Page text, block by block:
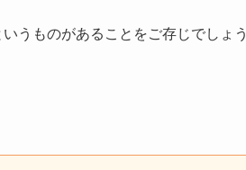
いうものがあることをご存じでしょう